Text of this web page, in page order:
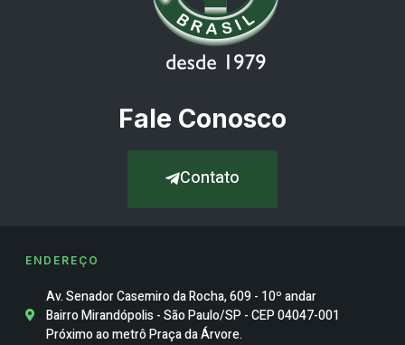
Fale Conosco
Contato
ENDEREÇO
Av. Senador Casemiro da Rocha, 609 - 10º andar
Bairro Mirandópolis - São Paulo/SP - CEP 04047-001
Próximo ao metrô Praça da Árvore.